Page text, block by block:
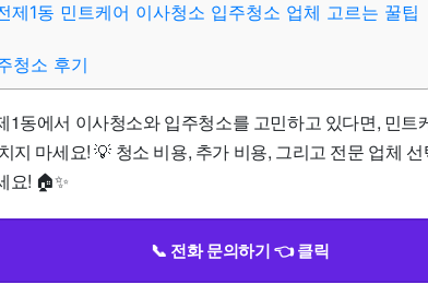
제1동 민트케어 이사청소 입주청소 업체 고르는 꿀팁
청소 후기
1동에서 이사청소와 입주청소를 고민하고 있다면, 민트
지 마세요! 💡 청소 비용, 추가 비용, 그리고 전문 업체
요! 🏠✨
📞 전화 문의하기 👈 클릭